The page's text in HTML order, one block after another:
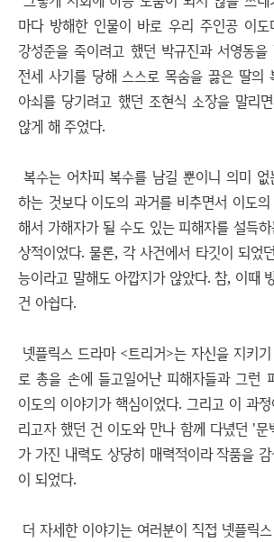
마다 방해한 인물이 바로 우리 주인공 이도
강성준을 죽이려고 했던 박규진과 서영동
전세 사기를 당해 스스로 목숨을 끓은 딸의
아쇠를 당기려고 했던 조현식 소장을 말리
않게 해 주었다.
복수는 어차피 복수를 남길 뿐이니 의미
하는 것보다 이도의 과거를 비추면서 이도
해서 가해자가 될 수도 있는 피해자를 설득
상적이었다. 물론, 각 사건에서 타깃이 되었
능이라고 말해도 아깝지가 않았다. 참, 이때
건 아쉽다.
넷플릭스 드라마 <트리거>는 자신을 지키
로 총을 손에 들고일어난 피해자들과 그런
이도의 이야기가 핵심이었다. 그리고 이 과
리고자 했던 건 이도와 만나 함께 다녔던 '문
가 가진 내력도 상당히 매력적이라 작품을
이 되었다.
더 자세한 이야기는 여러분이 직접 넷플릭